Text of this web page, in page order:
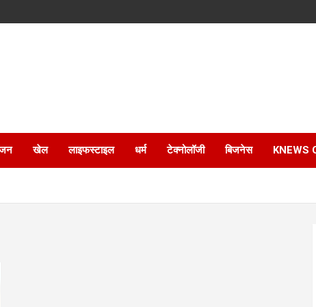
खेल लाइफस्टाइल धर्म टेक्नोलॉजी बिजनेस KNEWS